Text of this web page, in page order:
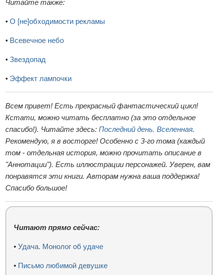
Читайте также:
•О [не]обходимости рекламы
• Всевечное небо
•Звездопад
• Эффект лампочки
Всем привет! Есть прекрасный фантастический цикл!
Кстати, можно читать бесплатно (за это отдельное
спасибо!). Читайте здесь:Последний день. Вселенная.
Рекомендую, я в восторге! Особенно с 3-го тома (каждый
том - отдельная история, можно прочитать описание в
"Аннотации"). Есть иллюстрации персонажей. Уверен, вам
понравятся эти книги. Авторам нужна ваша поддержка!
Спасибо большое!
Читают прямо сейчас:
•Удача. Монолог об удаче
• Письмо любимой девушке